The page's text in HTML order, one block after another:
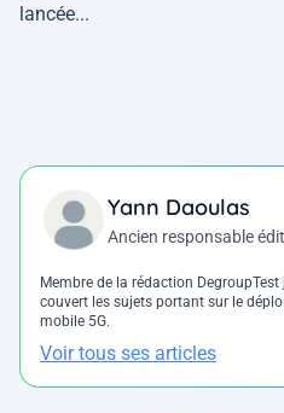
lancée...
Yann Daoulas
Ancien responsable
Membre de la rédaction
couvert les sujets portant sur le
mobile 5G.
Voir tous ses articles